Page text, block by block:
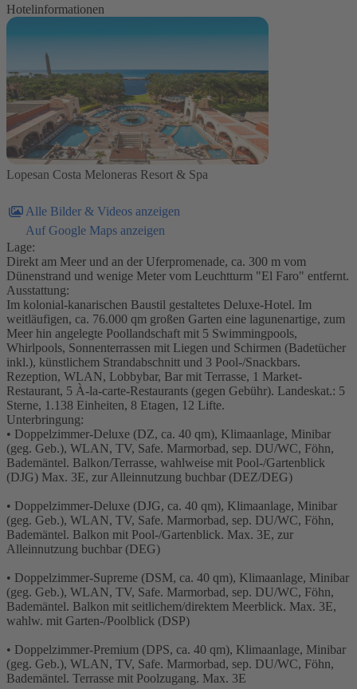
Hotelinformationen
Lopesan Costa Meloneras Resort & Spa
Alle Bilder & Videos anzeigen
Auf Google Maps anzeigen
Lage:
Direkt am Meer und an der Uferpromenade, ca. 300 m vom
Dünenstrand und wenige Meter vom Leuchtturm "El Faro" entfernt.
Ausstattung:
Im kolonial-kanarischen Baustil gestaltetes Deluxe-Hotel. Im
weitläufigen, ca. 76.000 qm großen Garten eine lagunenartige, zum
Meer hin angelegte Poollandschaft mit 5 Swimmingpools,
Whirlpools, Sonnenterrassen mit Liegen und Schirmen (Badetücher
inkl.), künstlichem Strandabschnitt und 3 Pool-/Snackbars.
Rezeption, WLAN, Lobbybar, Bar mit Terrasse, 1 Market-
Restaurant, 5 À-la-carte-Restaurants (gegen Gebühr). Landeskat.: 5
Sterne, 1.138 Einheiten, 8 Etagen, 12 Lifte.
Unterbringung:
• Doppelzimmer-Deluxe (DZ, ca. 40 qm), Klimaanlage, Minibar
(geg. Geb.), WLAN, TV, Safe. Marmorbad, sep. DU/WC, Föhn,
Bademäntel. Balkon/Terrasse, wahlweise mit Pool-/Gartenblick
(DJG) Max. 3E, zur Alleinnutzung buchbar (DEZ/DEG)
• Doppelzimmer-Deluxe (DJG, ca. 40 qm), Klimaanlage, Minibar
(geg. Geb.), WLAN, TV, Safe. Marmorbad, sep. DU/WC, Föhn,
Bademäntel. Balkon mit Pool-/Gartenblick. Max. 3E, zur
Alleinnutzung buchbar (DEG)
• Doppelzimmer-Supreme (DSM, ca. 40 qm), Klimaanlage, Minibar
(geg. Geb.), WLAN, TV, Safe. Marmorbad, sep. DU/WC, Föhn,
Bademäntel. Balkon mit seitlichem/direktem Meerblick. Max. 3E,
wahlw. mit Garten-/Poolblick (DSP)
• Doppelzimmer-Premium (DPS, ca. 40 qm), Klimaanlage, Minibar
(geg. Geb.), WLAN, TV, Safe. Marmorbad, sep. DU/WC, Föhn,
Bademäntel. Terrasse mit Poolzugang. Max. 3E